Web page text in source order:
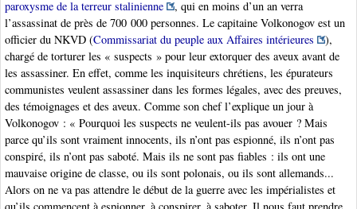
paroxysme de la terreur stalinienne
, qui en moins d’un an verra
l’assassinat de près de 700 000 personnes. Le capitaine Volkonogov est un
officier du NKVD (Commissariat du peuple aux Affaires intérieures
),
chargé de torturer les « suspects » pour leur extorquer des aveux avant de
les assassiner. En effet, comme les inquisiteurs chrétiens, les épurateurs
communistes veulent assassiner dans les formes légales, avec des preuves,
des témoignages et des aveux. Comme son chef l’explique un jour à
Volkonogov : « Pourquoi les suspects ne veulent-ils pas avouer ? Mais
parce qu’ils sont vraiment innocents, ils n’ont pas espionné, ils n’ont pas
conspiré, ils n’ont pas saboté. Mais ils ne sont pas fiables : ils ont une
mauvaise origine de classe, ou ils sont polonais, ou ils sont allemands...
Alors on ne va pas attendre le début de la guerre avec les impérialistes et